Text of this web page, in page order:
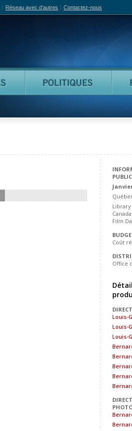
Réseau avec d'autres Contactez-nous
Personnes
Film
Coût
Office
Louis-
Louis-
Louis-